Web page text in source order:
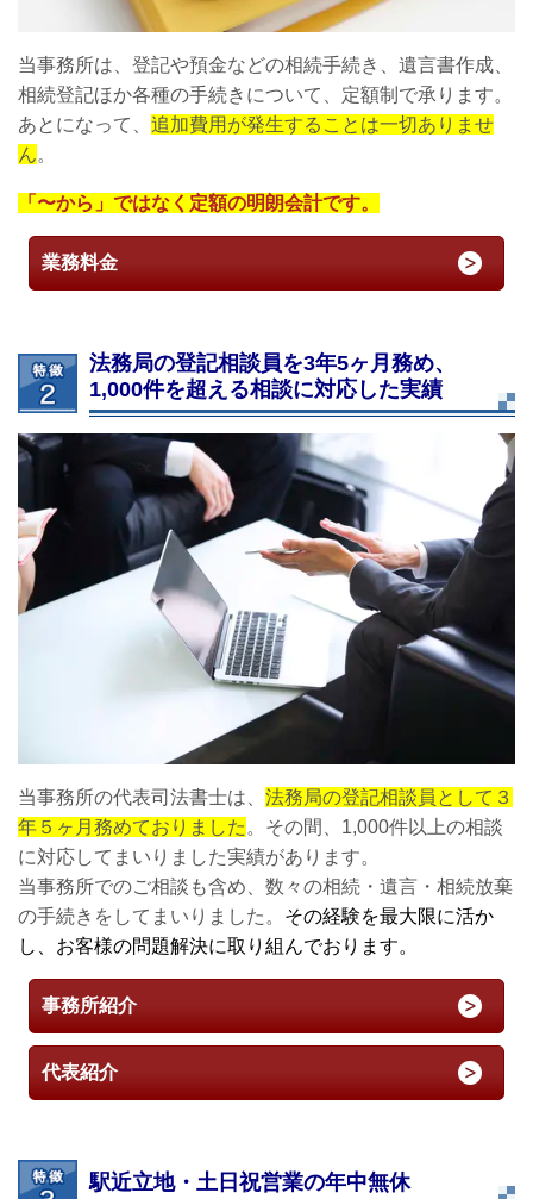
当事務所は、登記や預金などの相続手続き、遺言書作成、
相続登記ほか各種の手続きについて、定額制で承ります。
あとになって、 追加費用が発生することは一切ありませ
ん。
「〜から」ではなく定額の明朗会計です。
業務料金
法務局の登記相談員を3年5ヶ月務め、
1,000件を超える相談に対応した実績
当事務所の代表司法書士は、 法務局の登記相談員として３
年５ヶ月務めておりました。その間、1,000件以上の相談
に対応してまいりました実績があります。
当事務所でのご相談も含め、数々の相続・遺言・相続放棄
の手続きをしてまいりました。 その経験を最大限に活か
し、お客様の問題解決に取り組んでおります。
事務所紹介
代表紹介
駅近立地・土日祝営業の年中無休